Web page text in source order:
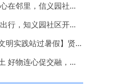
信义园社区立秋养生专场来啦
社区开展电动车交通安全宣传活动
贤王庄村开展“寻找赛博坦星球”青少年科普活动
镇团委开展京津冀红领巾夏令营乡土好物分享会